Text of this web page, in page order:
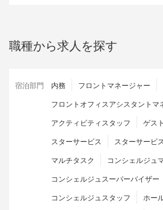
職種から求人を探す
宿泊部門 内務
フロントマネージャー
フロントオフィスアシスタントマ
アクティビティスタッフ
ゲス
スターサービス
スターサービ
マルチタスク
コンシェルジュ
コンシェルジュスーパーバイザー
コンシェルジュスタッフ
ホー